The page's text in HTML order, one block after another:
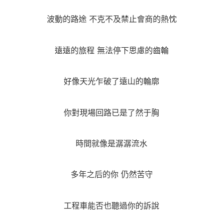
波動的路途 不克不及禁止會商的熱忱
遠遠的旅程 無法停下思慮的齒輪
好像天光乍破了遠山的輪廓
你對現場回路已是了然于胸
時間就像是潺潺流水
多年之后的你 仍然苦守
工程車能否也聽過你的訴說